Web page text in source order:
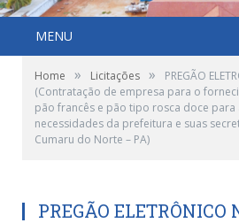
MENU
Home » Licitações »
PREGÃO
(Contratação de empresa para o
pão francês e pão tipo rosca doce para
necessidades da prefeitura e suas
Cumaru do Norte – PA)
PREGÃO ELETRÔNICO